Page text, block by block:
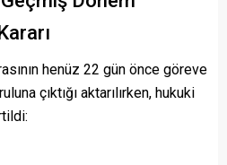
henüz 22 gün önce göreve
çıktığı aktarılırken, hukuki